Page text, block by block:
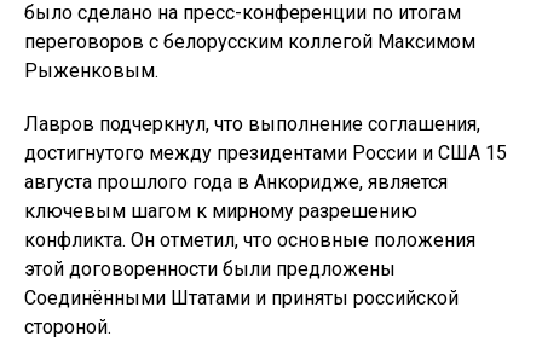
было сделано на пресс-конференции по итогам
переговоров с белорусским коллегой Максимом
Рыженковым.
Лавров подчеркнул, что выполнение соглашения,
достигнутого между президентами России и США 15
августа прошлого года в Анкоридже, является
ключевым шагом к мирному разрешению
конфликта. Он отметил, что основные положения
этой договоренности были предложены
Соединёнными Штатами и приняты российской
стороной.